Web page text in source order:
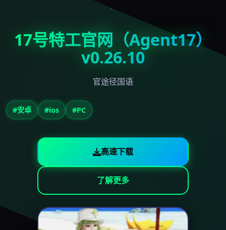
17号特工官网（Agent17）
v0.26.10
官途径国语
#安卓 #ios #PC
高速下载
了解更多